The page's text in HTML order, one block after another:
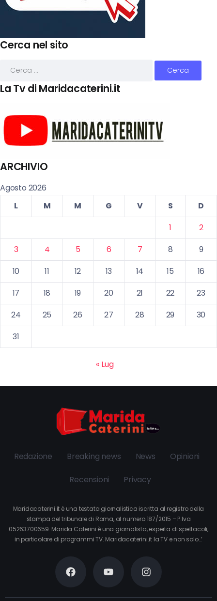
Cerca nel sito
La Tv di Maridacaterini.it
ARCHIVIO
Agosto 2026
L
M M G V S
D
1
2
3
4 5 6 7 8
9
10
11 12 13 14 15
16
17
18 19 20 21 22
23
24
25 26 27 28 29
30
31
« Lug
Redazione Breaking news News Opinioni
Recensioni Privacy
Maridacaterini.it è una testata giornalistica iscritta al registro della
stampa del tribunale di Roma, al numero 187/2015 – P.Iva
05263700659. Marida Caterini è una giornalista, esperta di spettacoli,
in particolare di programmi TV. Maridacaterini.it la TV e non solo…’